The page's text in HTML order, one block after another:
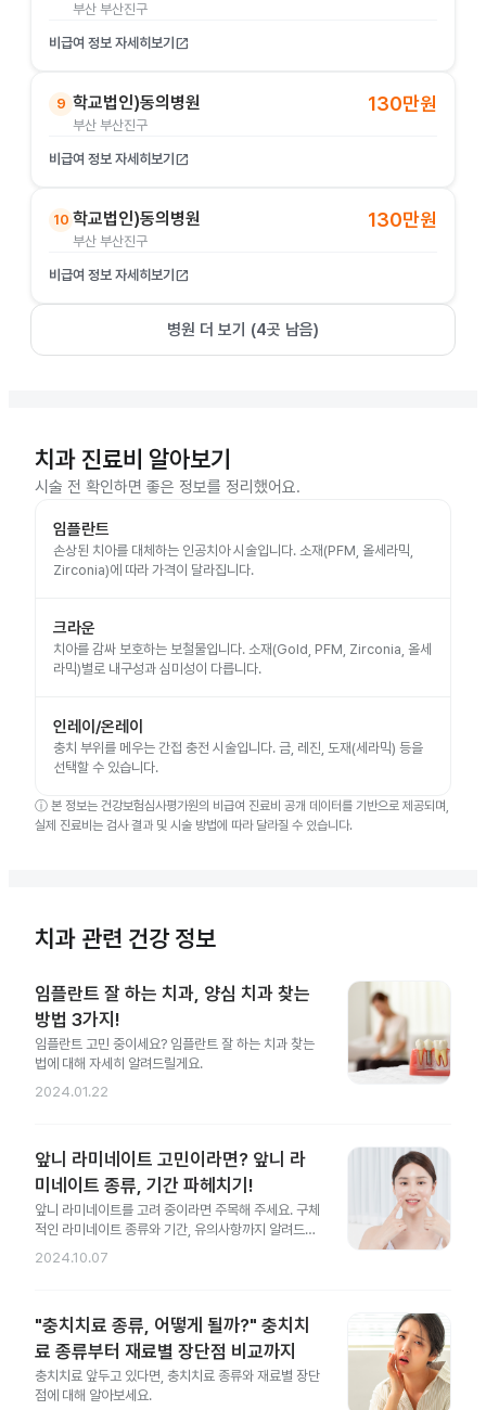
부산 부산진구
비급여 정보 자세히보기 open_in_new
9 학교법인)동의병원
부산 부산진구
130만원
비급여 정보 자세히보기 open_in_new
10 학교법인)동의병원
부산 부산진구
130만원
비급여 정보 자세히보기 open_in_new
병원 더 보기 (4곳 남음)
치과 진료비 알아보기
시술 전 확인하면 좋은 정보를 정리했어요.
임플란트
손상된 치아를 대체하는 인공치아 시술입니다. 소재(PFM, 올세라믹,
Zirconia)에 따라 가격이 달라집니다.
크라운
치아를 감싸 보호하는 보철물입니다. 소재(Gold, PFM, Zirconia, 올세
라믹)별로 내구성과 심미성이 다릅니다.
인레이/온레이
충치 부위를 메우는 간접 충전 시술입니다. 금, 레진, 도재(세라믹) 등을
선택할 수 있습니다.
ⓘ 본 정보는 건강보험심사평가원의 비급여 진료비 공개 데이터를 기반으로 제공되며,
실제 진료비는 검사 결과 및 시술 방법에 따라 달라질 수 있습니다.
치과 관련 건강 정보
임플란트 잘 하는 치과, 양심 치과 찾는
방법 3가지!
임플란트 고민 중이세요? 임플란트 잘 하는 치과 찾는
법에 대해 자세히 알려드릴게요.
2024.01.22
앞니 라미네이트 고민이라면? 앞니 라
미네이트 종류, 기간 파헤치기!
앞니 라미네이트를 고려 중이라면 주목해 주세요. 구체
적인 라미네이트 종류와 기간, 유의사항까지 알려드릴
게요.
2024.10.07
"충치치료 종류, 어떻게 될까?" 충치치
료 종류부터 재료별 장단점 비교까지
충치치료 앞두고 있다면, 충치치료 종류와 재료별 장단
점에 대해 알아보세요.